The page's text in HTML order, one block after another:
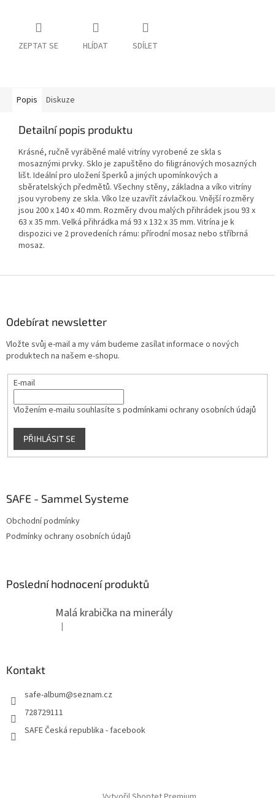
ZEPTAT SE HLÍDAT SDÍLET
Popis Diskuze
Detailní popis produktu
Krásné, ručně vyráběné malé vitríny vyrobené ze skla s
mosaznými prvky. Sklo je zapuštěno do filigránových mosazných
lišt. Ideální pro uložení šperků a jiných upomínkových a
sběratelských předmětů. Všechny stěny, základna a víko vitríny
jsou vyrobeny ze skla. Víko lze uzavřít závlačkou. Vnější rozměry
jsou 200 x 140 x 40 mm. Rozměry dvou malých přihrádek jsou 93 x
63 x 35 mm. Velká přihrádka má 93 x 132 x 35 mm. Vitrína je k
dispozici ve 2 provedeních rámu: přírodní mosaz nebo stříbrná
mosaz.
Odebírat newsletter
Vložte svůj e-mail a my vám budeme zasílat informace o nových
produktech na našem e-shopu.
E-mail
Vložením e-mailu souhlasíte s podmínkami ochrany osobních údajů
PŘIHLÁSIT SE
SAFE - Sammel Systeme
Obchodní podmínky
Podmínky ochrany osobních údajů
Poslední hodnocení produktů
Malá krabička na minerály
Hodnocení produktu je 4 z 5 hvězdiček.
|
Kontakt
safe-album@seznam.cz
728729111
SAFE Česká republika - facebook